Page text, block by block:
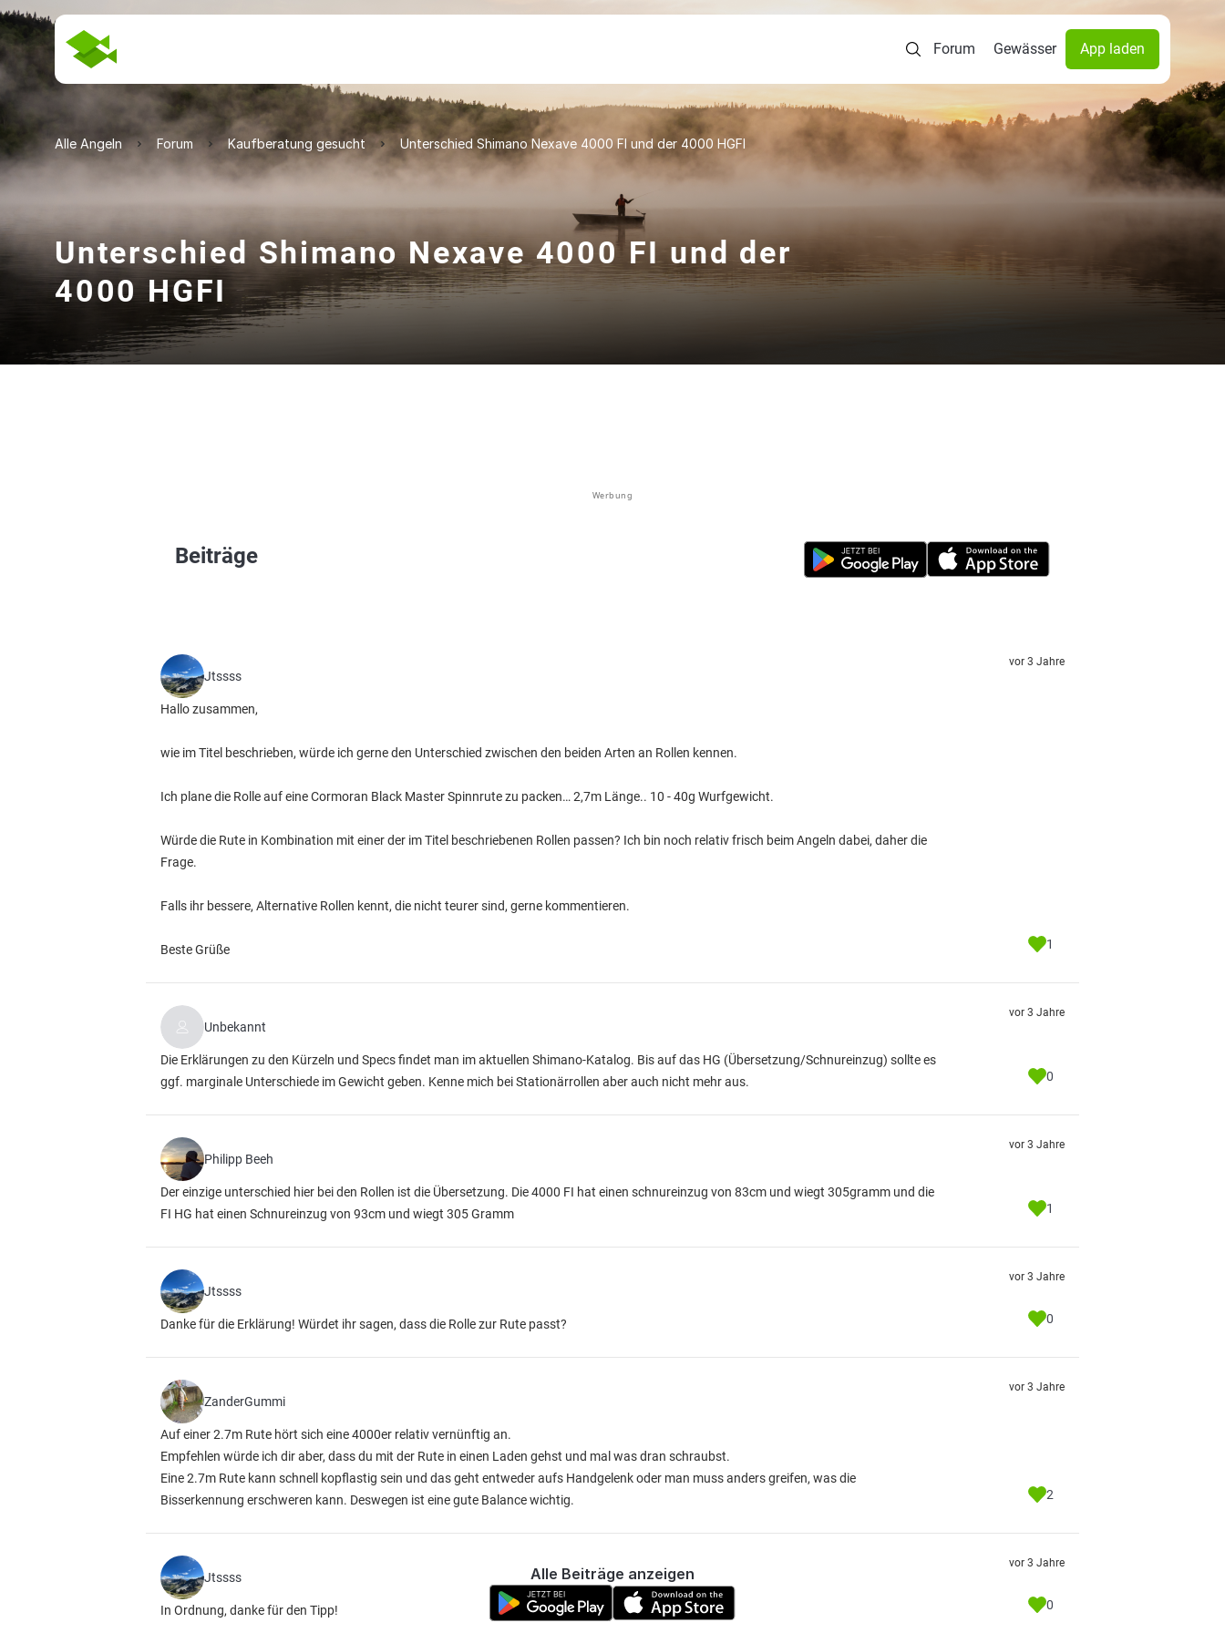
Forum Gewässer App laden
Alle Angeln Forum Kaufberatung gesucht Unterschied Shimano Nexave 4000 FI und der 4000 HGFI
Unterschied Shimano Nexave 4000 FI und der
4000 HGFI
Werbung
Beiträge
Jtssss
Hallo zusammen,
wie im Titel beschrieben, würde ich gerne den Unterschied zwischen den beiden Arten an Rollen kennen.
Ich plane die Rolle auf eine Cormoran Black Master Spinnrute zu packen… 2,7m Länge.. 10 - 40g Wurfgewicht.
Würde die Rute in Kombination mit einer der im Titel beschriebenen Rollen passen? Ich bin noch relativ frisch beim Angeln dabei, daher die
Frage.
Falls ihr bessere, Alternative Rollen kennt, die nicht teurer sind, gerne kommentieren.
Beste Grüße
vor 3 Jahre
1
Unbekannt
Die Erklärungen zu den Kürzeln und Specs findet man im aktuellen Shimano-Katalog. Bis auf das HG (Übersetzung/Schnureinzug) sollte es
ggf. marginale Unterschiede im Gewicht geben. Kenne mich bei Stationärrollen aber auch nicht mehr aus.
vor 3 Jahre
0
Philipp Beeh
Der einzige unterschied hier bei den Rollen ist die Übersetzung. Die 4000 FI hat einen schnureinzug von 83cm und wiegt 305gramm und die
FI HG hat einen Schnureinzug von 93cm und wiegt 305 Gramm
vor 3 Jahre
1
Jtssss
Danke für die Erklärung! Würdet ihr sagen, dass die Rolle zur Rute passt?
vor 3 Jahre
0
ZanderGummi
Auf einer 2.7m Rute hört sich eine 4000er relativ vernünftig an.
Empfehlen würde ich dir aber, dass du mit der Rute in einen Laden gehst und mal was dran schraubst.
Eine 2.7m Rute kann schnell kopflastig sein und das geht entweder aufs Handgelenk oder man muss anders greifen, was die
Bisserkennung erschweren kann. Deswegen ist eine gute Balance wichtig.
vor 3 Jahre
2
Jtssss
In Ordnung, danke für den Tipp!
vor 3 Jahre
0
Alle Beiträge anzeigen